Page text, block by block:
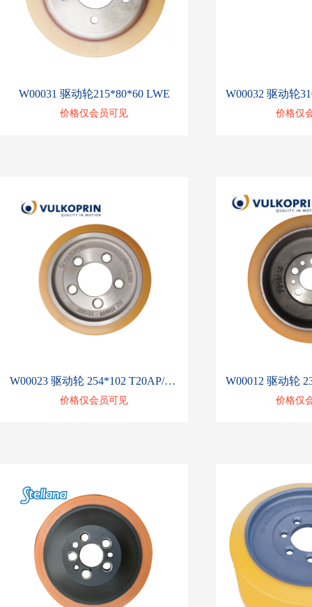
W00031 驱动轮215*80*60 LWE
价格仅会员可见 价格仅
W00023 驱动轮 254*102 T20AP/SP E10
价格仅会员可见 价格仅